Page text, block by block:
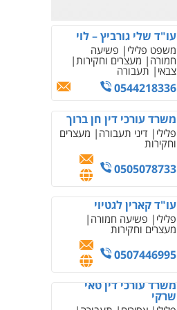
עו"ד שלי גורביץ – לוי
משפט פלילי פשיעה
חמורה מעצרים וחקירות
צבאי תעבורה
0544218336
משרד עורכי דין חן ברוך
פלילי דיני תעבורה מעצרים
וחקירות
0505078733
עו"ד קארין לגטיוי
פלילי פשיעה חמורה
מעצרים וחקירות
0507446995
משרד עורכי דין טאי
שרקי